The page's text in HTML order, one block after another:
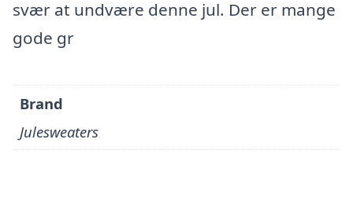
svær at undvære denne jul. Der er mange
gode gr
Brand
Julesweaters